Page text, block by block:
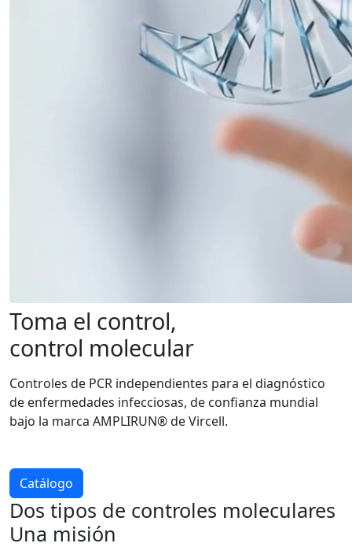
Toma el control,
control molecular
Controles de PCR independientes para el diagnóstico
de enfermedades infecciosas, de confianza mundial
bajo la marca AMPLIRUN® de Vircell.
Catálogo
Dos tipos de controles moleculares
Una misión